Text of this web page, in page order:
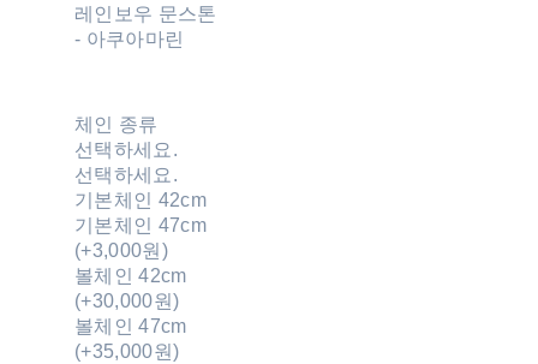
레인보우 문스톤
- 아쿠아마린
체인 종류
선택하세요.
선택하세요.
기본체인 42cm
기본체인 47cm
(+3,000원)
볼체인 42cm
(+30,000원)
볼체인 47cm
(+35,000원)